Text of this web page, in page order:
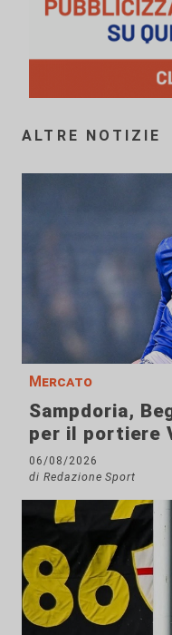
ALTRE NOTIZIE
Mercato
Sampdoria,
per il portiere
06/08/2026
di Redazione Sport